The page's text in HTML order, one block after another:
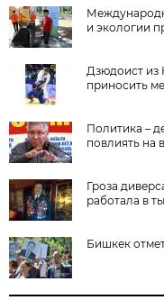
и экологии
Дзюдоист из
приносить
Политика –
повлиять на
Гроза
работала в
Бишкек